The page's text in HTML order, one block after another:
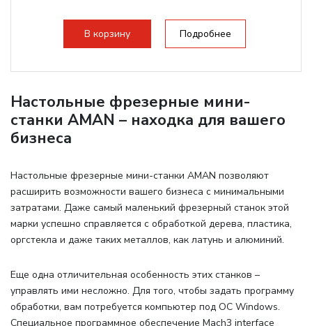
В корзину Подробнее
Настольные фрезерные мини-
станки AMAN – находка для вашего
бизнеса
Настольные фрезерные мини-станки AMAN позволяют
расширить возможности вашего бизнеса с минимальными
затратами. Даже самый маленький фрезерный станок этой
марки успешно справляется с обработкой дерева, пластика,
оргстекла и даже таких металлов, как латунь и алюминий.
Еще одна отличительная особенность этих станков –
управлять ими несложно. Для того, чтобы задать программу
обработки, вам потребуется компьютер под ОС Windows.
Специальное программное обеспечение Mach3 interface